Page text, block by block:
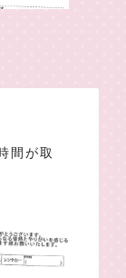
間が取